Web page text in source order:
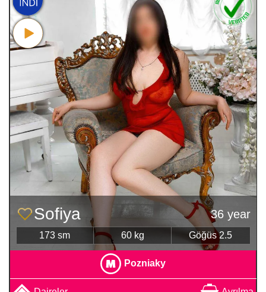
Sofiya 36 year
173 sm 60 kg Göğüs 2.5
Pozniaky